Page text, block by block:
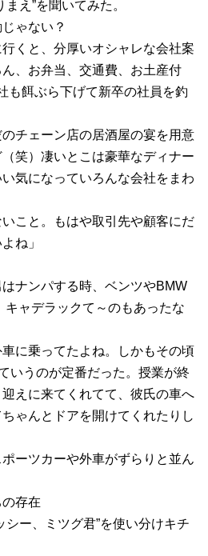
え”を聞いてみた。
ゃない？
行くと、分厚いオシャレな会社案
、お弁当、交通費、お土産付
餌ぶら下げて新卒の社員を釣
チェーン店の居酒屋の宴を用意
笑）凄いとこは豪華なディナー
気になっていろんな会社をまわ
こと。もはや取引先や顧客にだ
ね」
はナンパする時、ベンツやBMW
ャデラックて～のもあったな
に乗ってたよね。しかもその頃
いうのが定番だった。授業が終
えに来てくれてて、彼氏の車へ
ゃんとドアを開けてくれたりし
ーツカーや外車がずらりと並ん
存在
シー、ミツグ君”を使い分けキチ